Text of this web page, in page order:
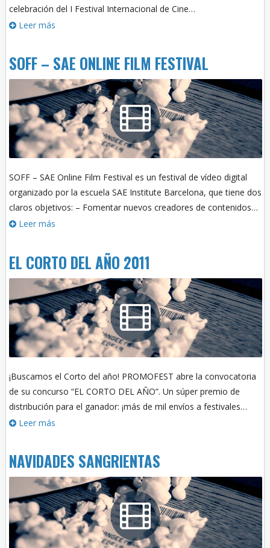
celebración del I Festival Internacional de Cine…
Leer más
SOFF – SAE ONLINE FILM FESTIVAL
SOFF – SAE Online Film Festival es un festival de vídeo digital
organizado por la escuela SAE Institute Barcelona, que tiene dos
claros objetivos: – Fomentar nuevos creadores de contenidos…
Leer más
EL CORTO DEL AÑO 2011
¡Buscamos el Corto del año! PROMOFEST abre la convocatoria
de su concurso “EL CORTO DEL AÑO”. Un súper premio de
distribución para el ganador: ¡más de mil envíos a festivales…
Leer más
NAVIDADES SANGRIENTAS